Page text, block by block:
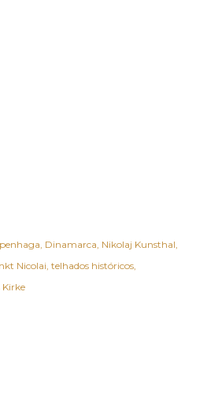
Dinamarca Nikolaj Kunsthal
Nicolai telhados históricos
Kirke